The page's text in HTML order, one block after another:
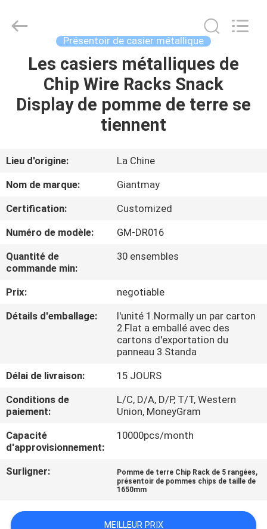
MAISON
PRODUITS
SUJET
DE
NOUS
VISITE
D'USINE
CONTRÔLE
DE
CONTACTEZ-
NOUS
NOUVELLES
CAS
PLAN
H2000mm
Supplier.
Production
Co,Ltd..
ECER
Présentoir de casier métallique
Les casiers métalliques de
Chip Wire Racks Snack
Display de pomme de terre se
tiennent
Lieu d'origine:
La Chine
Nom de marque:
Giantmay
Certification:
Customized
Numéro de modèle:
GM-DR016
Quantité de
commande min:
30 ensembles
Prix:
negotiable
Détails d'emballage:
l'unité 1.Normally un par carton
2.Flat a emballé avec des
cartons d'exportation du
panneau 3.Standa
Délai de livraison:
15 JOURS
Conditions de
paiement:
L/C, D/A, D/P, T/T, Western
Union, MoneyGram
Capacité
d'approvisionnement:
10000pcs/month
Surligner: Pomme de terre Chip Rack de 5 rangées,
présentoir de pommes chips de taille de
1650mm
MEILLEUR PRIX